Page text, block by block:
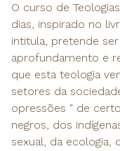
O curso de
dias, inspirado no
intitula, pretende
aprofundamento e
que esta teologia
setores da
opressões " de
negros, dos
sexual, da ecologia,